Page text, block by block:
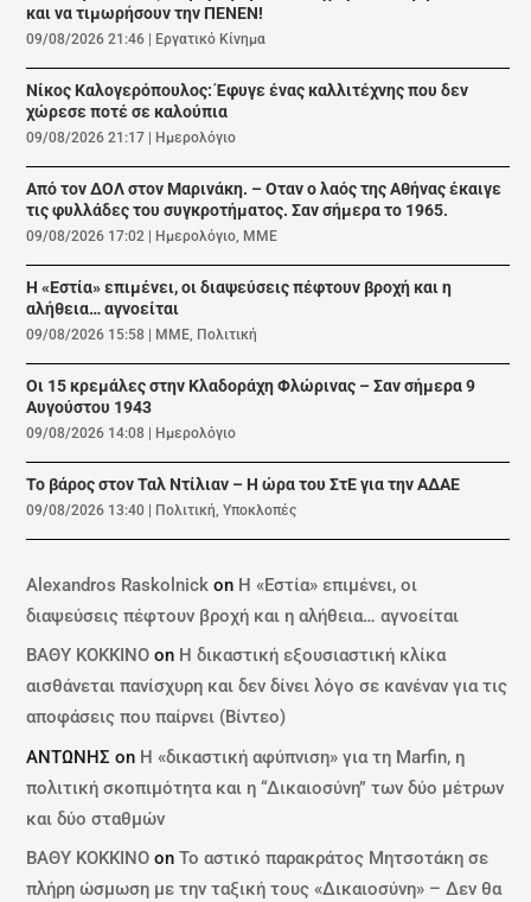
και να τιμωρήσουν την ΠΕΝΕΝ!
09/08/2026 21:46 | Εργατικό Κίνημα
Νίκος Καλογερόπουλος: Έφυγε ένας καλλιτέχνης που δεν
χώρεσε ποτέ σε καλούπια
09/08/2026 21:17 | Ημερολόγιο
Από τον ΔΟΛ στον Μαρινάκη. – Οταν ο λαός της Αθήνας έκαιγε
τις φυλλάδες του συγκροτήματος. Σαν σήμερα το 1965.
09/08/2026 17:02 | Ημερολόγιο, ΜΜΕ
Η «Εστία» επιμένει, οι διαψεύσεις πέφτουν βροχή και η
αλήθεια… αγνοείται
09/08/2026 15:58 | ΜΜΕ, Πολιτική
Οι 15 κρεμάλες στην Κλαδοράχη Φλώρινας – Σαν σήμερα 9
Αυγούστου 1943
09/08/2026 14:08 | Ημερολόγιο
Το βάρος στον Ταλ Ντίλιαν – Η ώρα του ΣτΕ για την ΑΔΑΕ
09/08/2026 13:40 | Πολιτική,Υποκλοπές
Alexandros Raskolnick on Η «Εστία» επιμένει, οι
διαψεύσεις πέφτουν βροχή και η αλήθεια… αγνοείται
ΒΑΘΥ ΚΟΚΚΙΝΟ on Η δικαστική εξουσιαστική κλίκα
αισθάνεται πανίσχυρη και δεν δίνει λόγο σε κανέναν για τις
αποφάσεις που παίρνει (Βίντεο)
ΑΝΤΩΝΗΣ on Η «δικαστική αφύπνιση» για τη Marfin, η
πολιτική σκοπιμότητα και η “Δικαιοσύνη” των δύο μέτρων
και δύο σταθμών
ΒΑΘΥ ΚΟΚΚΙΝΟ onΤο αστικό παρακράτος Μητσοτάκη σε
πλήρη ώσμωση με την ταξική τους «Δικαιοσύνη» – Δεν θα